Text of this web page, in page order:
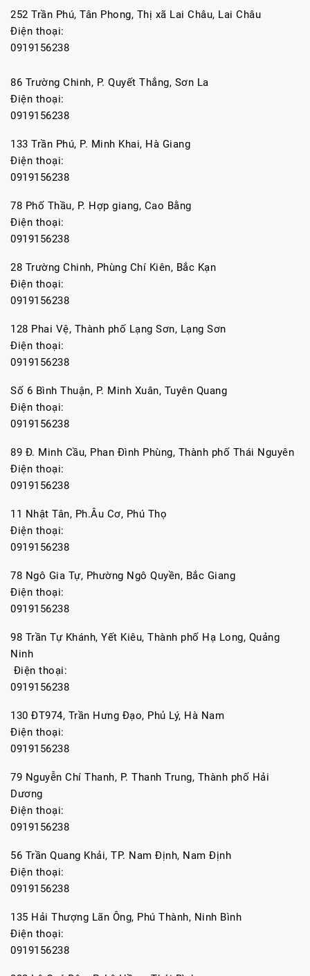
252 Trần Phú, Tân Phong, Thị xã Lai Châu, Lai Châu
Điện thoại:
0919156238
86 Trường Chinh, P. Quyết Thắng, Sơn La
Điện thoại:
0919156238
133 Trần Phú, P. Minh Khai, Hà Giang
Điện thoại:
0919156238
78 Phố Thầu, P. Hợp giang, Cao Bằng
Điện thoại:
0919156238
28 Trường Chinh, Phùng Chí Kiên, Bắc Kạn
Điện thoại:
0919156238
128 Phai Vệ, Thành phố Lạng Sơn, Lạng Sơn
Điện thoại:
0919156238
Số 6 Bình Thuận, P. Minh Xuân, Tuyên Quang
Điện thoại:
0919156238
89 Đ. Minh Cầu, Phan Đình Phùng, Thành phố Thái Nguyên
Điện thoại:
0919156238
11 Nhật Tân, Ph.Âu Cơ, Phú Thọ
Điện thoại:
0919156238
78 Ngô Gia Tự, Phường Ngô Quyền, Bắc Giang
Điện thoại:
0919156238
98 Trần Tự Khánh, Yết Kiêu, Thành phố Hạ Long, Quảng
Ninh
Điện thoại:
0919156238
130 ĐT974, Trần Hưng Đạo, Phủ Lý, Hà Nam
Điện thoại:
0919156238
79 Nguyễn Chí Thanh, P. Thanh Trung, Thành phố Hải
Dương
Điện thoại:
0919156238
56 Trần Quang Khải, TP. Nam Định, Nam Định
Điện thoại:
0919156238
135 Hải Thượng Lãn Ông, Phú Thành, Ninh Bình
Điện thoại:
0919156238